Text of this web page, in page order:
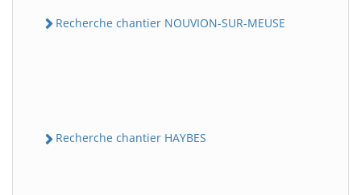
Recherche chantier NOUVION-SUR-MEUSE
Recherche chantier HAYBES